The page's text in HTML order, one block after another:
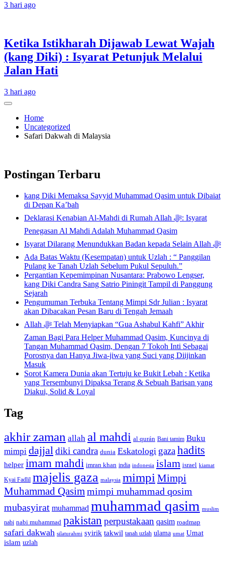
3 hari ago
Ketika Istikharah Dijawab Lewat Wajah
(kang Diki) : Isyarat Petunjuk Melalui
Jalan Hati
3 hari ago
Home
Uncategorized
Safari Dakwah di Malaysia
Postingan Terbaru
kang Diki Memaksa Sayyid Muhammad Qasim untuk Dibaiat
di Depan Ka’bah
Deklarasi Kenabian Al-Mahdi di Rumah Allah ﷻ: Isyarat
Penegasan Al Mahdi Adalah Muhammad Qasim
Isyarat Dilarang Menundukkan Badan kepada Selain Allah ﷻ
Ada Batas Waktu (Kesempatan) untuk Uzlah : “ Panggilan
Pulang ke Tanah Uzlah Sebelum Pukul Sepuluh.”
Pergantian Kepemimpinan Nusantara: Prabowo Lengser,
kang Diki Candra Sang Satrio Piningit Tampil di Panggung
Sejarah
Pengumuman Terbuka Tentang Mimpi Sdr Julian : Isyarat
akan Dibacakan Pesan Baru di Tengah Jemaah
Allah ﷻ Telah Menyiapkan “Gua Ashabul Kahfi” Akhir
Zaman Bagi Para Helper Muhammad Qasim, Kuncinya di
Tangan Muhammad Qasim, Dengan 7 Tokoh Inti Sebagai
Porosnya dan Hanya Jiwa-jiwa yang Suci yang Diijinkan
Masuk
Sorot Kamera Dunia akan Tertuju ke Bukit Lebah : Ketika
yang Tersembunyi Dipaksa Terang & Sebuah Barisan yang
Diakui, Solid & Loyal
Tag
akhir zaman allah al mahdi al qurán Bani tamim Buku
mimpi dajjal diki candra dunia Eskatologi gazahadits
helper imam mahdi imran khan india indonesia islam israel kiamat
Kyai Fadlil majelis gaza malaysia mimpi Mimpi
Muhammad Qasim mimpi muhammad qosim
mubasyirat muhammad muhammad qasim muslim
nabi nabi muhammad pakistan perpustakaan qasim roadmap
safari dakwah silaturahmi syirik takwil tanah uzlah ulama umat Umat
islam uzlah